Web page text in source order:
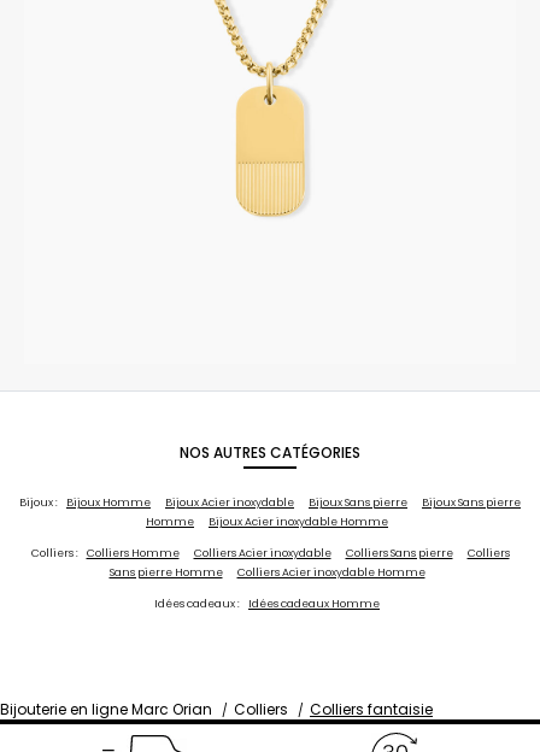
NOS AUTRES CATÉGORIES
Bijoux : Bijoux Homme Bijoux Acier inoxydable Bijoux Sans pierre
Bijoux Sans pierre
Homme
Bijoux Acier inoxydable Homme
Colliers : Colliers Homme Colliers Acier inoxydable Colliers Sans pierre
Colliers
Sans pierre Homme
Colliers Acier inoxydable Homme
Idées cadeaux : Idées cadeaux Homme
Bijouterie en ligne Marc Orian Colliers Colliers fantaisie